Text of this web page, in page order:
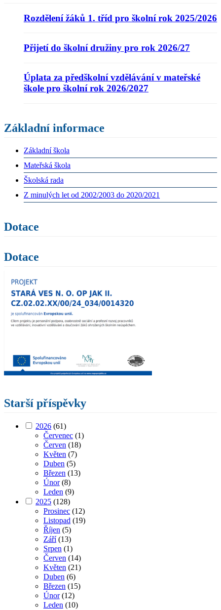
Rozdělení žáků 1. tříd pro školní rok 2025/2026
Přijetí do školní družiny pro rok 2026/27
Úplata za předškolní vzdělávání v mateřské
škole pro školní rok 2026/2027
Základní informace
Základní škola
Mateřská škola
Školská rada
Z minulých let od 2002/2003 do 2020/2021
Dotace
Dotace
Starší příspěvky
2026 (61)
Červenec (1)
Červen (18)
Květen (7)
Duben (5)
Březen (13)
Únor(8)
Leden (9)
2025 (128)
Prosinec (12)
Listopad (19)
Říjen (5)
Září(13)
Srpen (1)
Červen (14)
Květen (21)
Duben (6)
Březen (15)
Únor(12)
Leden (10)